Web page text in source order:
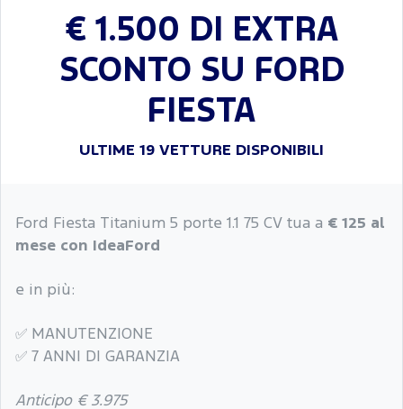
€ 1.500 DI EXTRA
SCONTO SU FORD
FIESTA
ULTIME 19 VETTURE DISPONIBILI
Ford Fiesta Titanium 5 porte 1.1 75 CV tua a € 125 al
mese con IdeaFord
e in più:
✅ MANUTENZIONE
✅ 7 ANNI DI GARANZIA
Anticipo € 3.975